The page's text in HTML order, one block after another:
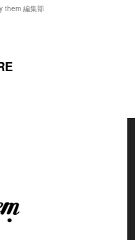
them 編集部